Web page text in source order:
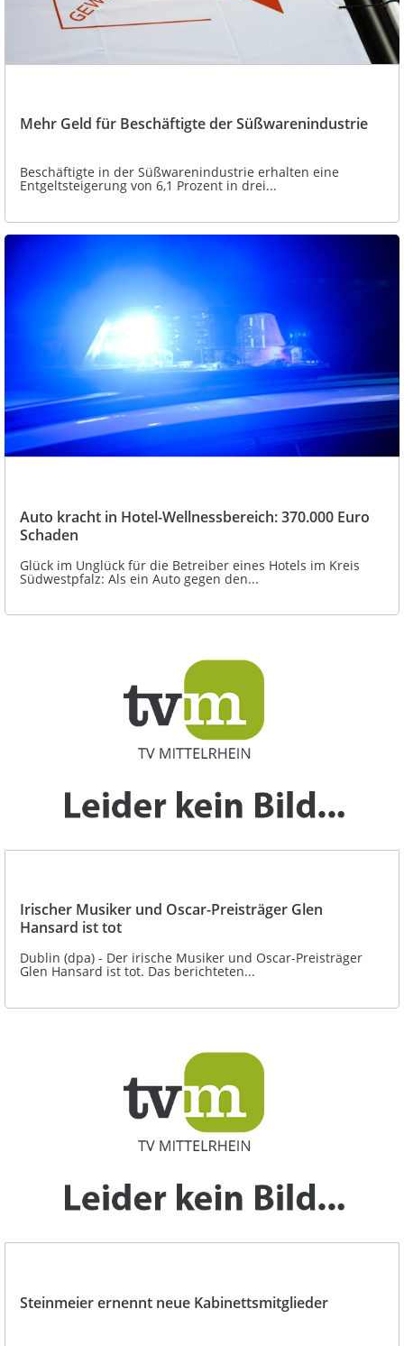
Mehr Geld für Beschäftigte der Süßwarenindustrie
Beschäftigte in der Süßwarenindustrie erhalten eine
Entgeltsteigerung von 6,1 Prozent in drei...
Auto kracht in Hotel-Wellnessbereich: 370.000 Euro
Schaden
Glück im Unglück für die Betreiber eines Hotels im Kreis
Südwestpfalz: Als ein Auto gegen den...
Irischer Musiker und Oscar-Preisträger Glen
Hansard ist tot
Dublin (dpa) - Der irische Musiker und Oscar-Preisträger
Glen Hansard ist tot. Das berichteten...
Steinmeier ernennt neue Kabinettsmitglieder